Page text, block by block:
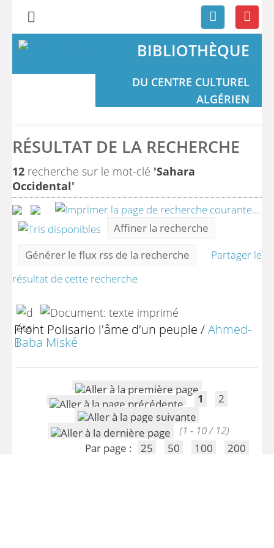
BIBLIOTHÈQUE
DU CENTRE CULTUREL
ALGÉRIEN
RÉSULTAT DE LA RECHERCHE
12 recherche sur le mot-clé 'Sahara
Occidental'
Affiner la recherche
Générer le flux rss de la recherche
Partager le
résultat de cette recherche
Front Polisario l'âme d'un peuple /Ahmed-
Baba Miské
1 2
(1 - 10 / 12)
Par page :
25 50 100 200